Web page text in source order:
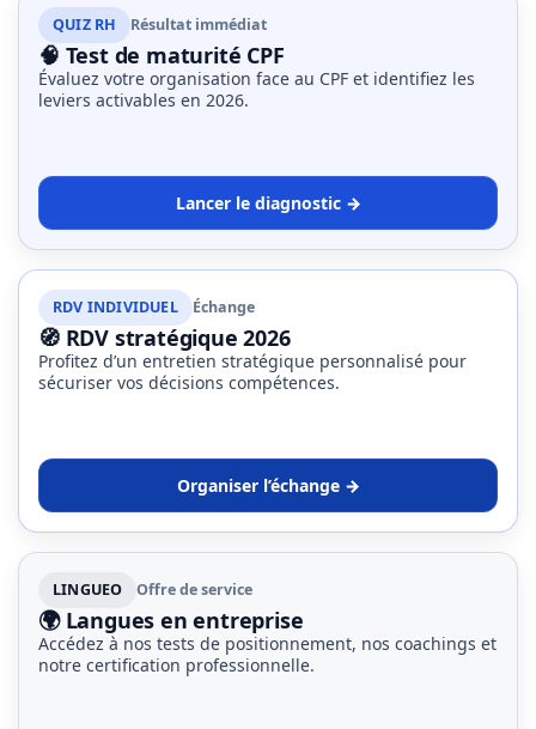
QUIZ RH Résultat immédiat
🧠 Test de maturité CPF
Évaluez votre organisation face au CPF et identifiez les
leviers activables en 2026.
Lancer le diagnostic →
RDV INDIVIDUEL Échange
🧭 RDV stratégique 2026
Profitez d’un entretien stratégique personnalisé pour
sécuriser vos décisions compétences.
Organiser l’échange →
LINGUEO Offre de service
🌍 Langues en entreprise
Accédez à nos tests de positionnement, nos coachings et
notre certification professionnelle.